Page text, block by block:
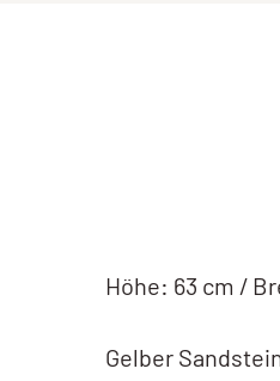
Höhe: 63 cm /
Gelber